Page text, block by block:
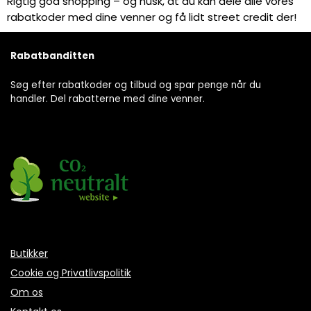
rabatkoder med dine venner og få lidt street credit der!
Rabatbanditten
Søg efter rabatkoder og tilbud og spar penge når du
handler. Del rabatterne med dine venner.
Butikker
Cookie og Privatlivspolitik
Om os